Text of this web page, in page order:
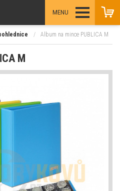
MENU
/ Album na mince PUBLICA M
M